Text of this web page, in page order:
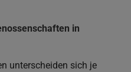
in
unterscheiden sich je